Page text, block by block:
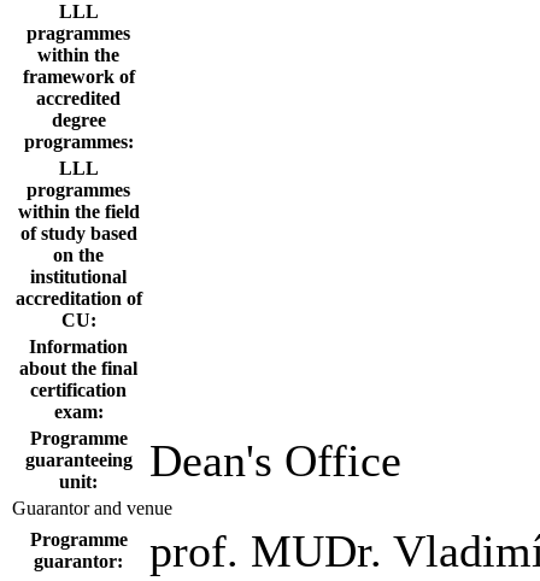
LLL
pragrammes
within the
framework of
accredited
degree
programmes:
LLL
programmes
within the field
of study based
on the
institutional
accreditation of
CU:
Information
about the final
certification
exam:
Programme
guaranteeing
unit:
Dean's Office
Guarantor and venue
Programme
guarantor:
prof. MUDr.